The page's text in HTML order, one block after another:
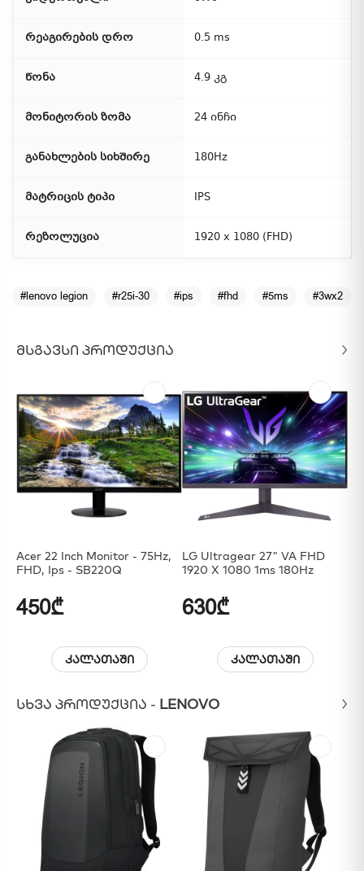
რეაგირების დრო 0.5 ms
წონა 4.9 კგ
მონიტორის ზომა 24 ინჩი
განახლების სიხშირე 180Hz
მატრიცის ტიპი IPS
რეზოლუცია 1920 x 1080 (FHD)
#lenovo legion #r25i-30 #ips #fhd #5ms #3wx2
ᲛᲡᲒᲐᲕᲡᲘ ᲞᲠᲝᲓᲣᲥᲪᲘᲐ
Acer 22 Inch Monitor - 75Hz,
FHD, Ips - SB220Q
450₾
კალათაში
LG Ultragear 27" VA FHD
1920 X 1080 1ms 180Hz
630₾
კალათაში
ᲡᲮᲕᲐ ᲞᲠᲝᲓᲣᲥᲪᲘᲐ - LENOVO